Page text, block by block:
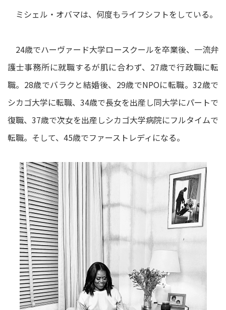
ミシェル・オバマは、何度もライフシフトをしている。
24歳でハーヴァード大学ロースクールを卒業後、一流弁
護士事務所に就職するが肌に合わず、27歳で行政職に転
職。28歳でバラクと結婚後、29歳でNPOに転職。32歳で
シカゴ大学に転職、34歳で長女を出産し同大学にパートで
復職、37歳で次女を出産しシカゴ大学病院にフルタイムで
転職。そして、45歳でファーストレディになる。